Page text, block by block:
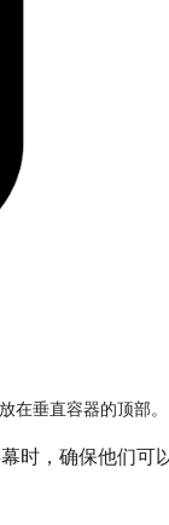
在垂直容器的顶部。
时，确保他们可